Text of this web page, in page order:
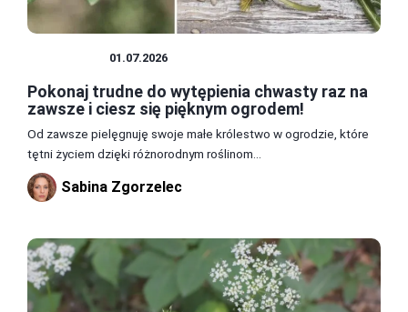
01.07.2026
Pokonaj trudne do wytępienia chwasty raz na
zawsze i ciesz się pięknym ogrodem!
Od zawsze pielęgnuję swoje małe królestwo w ogrodzie, które
tętni życiem dzięki różnorodnym roślinom...
Sabina Zgorzelec